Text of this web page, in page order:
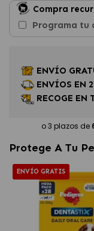
Compra
Programa tu
ENVÍO
ENVÍOS EN
RECOGE EN
Protege A Tu
ENVÍO GRATIS